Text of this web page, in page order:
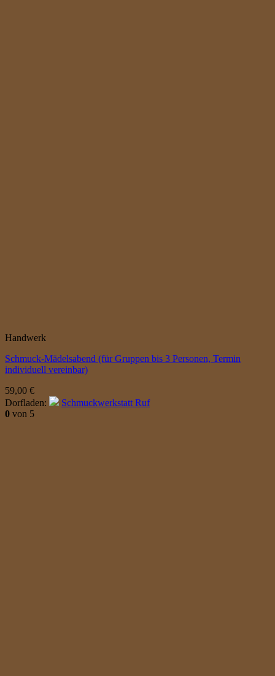
Handwerk
Schmuck-Mädelsabend (für Gruppen bis 3 Personen, Termin
individuell vereinbar)
59,00 €
Dorfladen:
Schmuckwerkstatt Ruf
0 von 5